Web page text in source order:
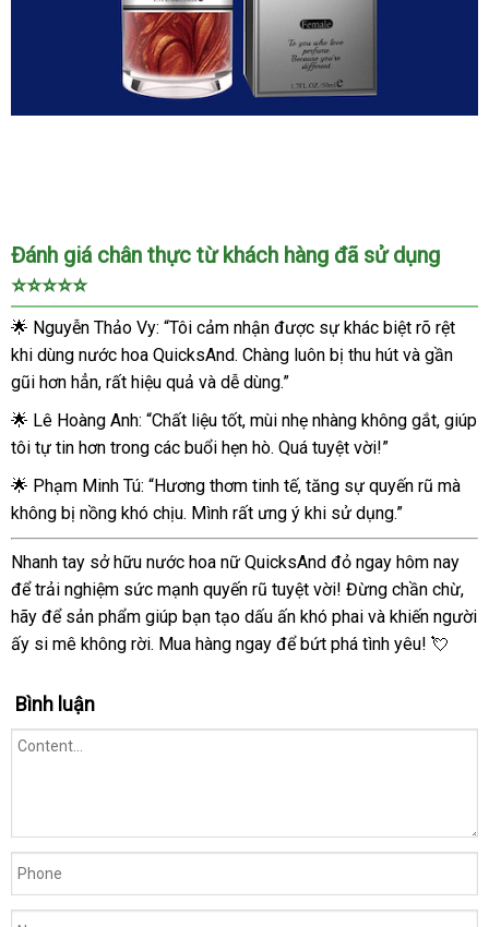
đỏ
kích
thích
nam
giới
mạnh
mẽ
không
mùi
Đánh giá chân thực từ khách hàng đã sử dụng
⭐⭐⭐⭐⭐
🌟 Nguyễn Thảo Vy: “Tôi cảm nhận được sự khác biệt rõ rệt
khi dùng nước hoa QuicksAnd. Chàng luôn bị thu hút và gần
gũi hơn hẳn, rất hiệu quả và dễ dùng.”
🌟 Lê Hoàng Anh: “Chất liệu tốt, mùi nhẹ nhàng không gắt, giúp
tôi tự tin hơn trong các buổi hẹn hò. Quá tuyệt vời!”
🌟 Phạm Minh Tú: “Hương thơm tinh tế, tăng sự quyến rũ mà
không bị nồng khó chịu. Mình rất ưng ý khi sử dụng.”
Nhanh tay sở hữu nước hoa nữ QuicksAnd đỏ ngay hôm nay
để trải nghiệm sức mạnh quyến rũ tuyệt vời! Đừng chần chừ,
hãy để sản phẩm giúp bạn tạo dấu ấn khó phai và khiến người
ấy si mê không rời. Mua hàng ngay để bứt phá tình yêu! 💘
Bình luận